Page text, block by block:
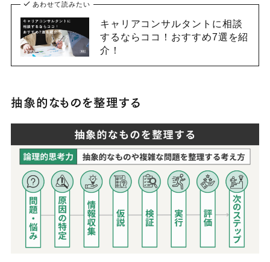
あわせて読みたい
キャリアコンサルタントに相談
するならココ！おすすめ7選を紹
介！
抽象的なものを整理する